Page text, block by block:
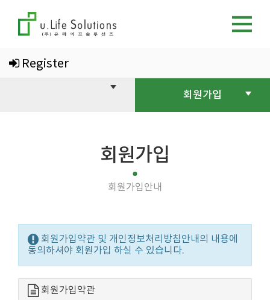
Register
회원가입
회원가입
회원가입안내
회원가입약관 및 개인정보처리방침안내의 내용에
동의하셔야 회원가입 하실 수 있습니다.
회원가입약관